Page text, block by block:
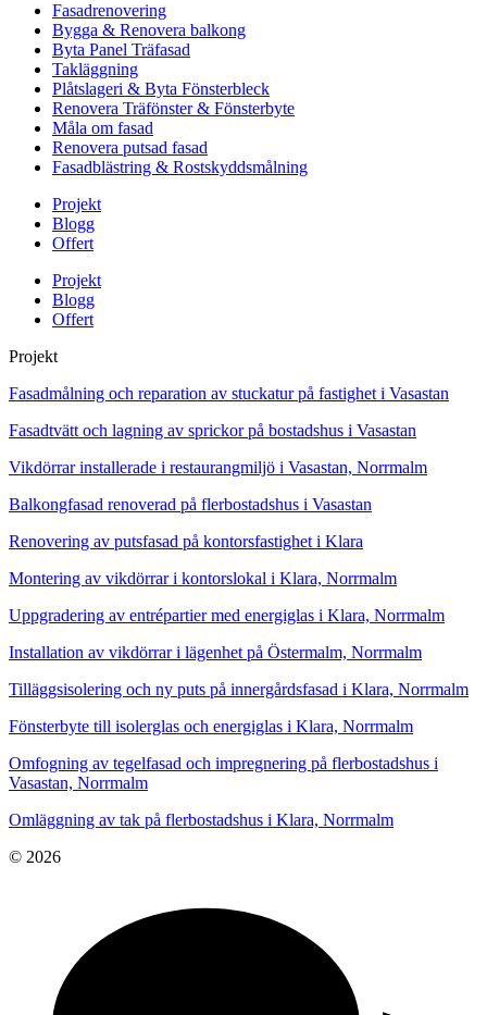
Fasadrenovering
Bygga & Renovera balkong
Byta Panel Träfasad
Takläggning
Plåtslageri & Byta Fönsterbleck
Renovera Träfönster & Fönsterbyte
Måla om fasad
Renovera putsad fasad
Fasadblästring & Rostskyddsmålning
Projekt
Blogg
Offert
Projekt
Blogg
Offert
Projekt
Fasadmålning och reparation av stuckatur på fastighet i Vasastan
Fasadtvätt och lagning av sprickor på bostadshus i Vasastan
Vikdörrar installerade i restaurangmiljö i Vasastan, Norrmalm
Balkongfasad renoverad på flerbostadshus i Vasastan
Renovering av putsfasad på kontorsfastighet i Klara
Montering av vikdörrar i kontorslokal i Klara, Norrmalm
Uppgradering av entrépartier med energiglas i Klara, Norrmalm
Installation av vikdörrar i lägenhet på Östermalm, Norrmalm
Tilläggsisolering och ny puts på innergårdsfasad i Klara, Norrmalm
Fönsterbyte till isolerglas och energiglas i Klara, Norrmalm
Omfogning av tegelfasad och impregnering på flerbostadshus i
Vasastan, Norrmalm
Omläggning av tak på flerbostadshus i Klara, Norrmalm
© 2026